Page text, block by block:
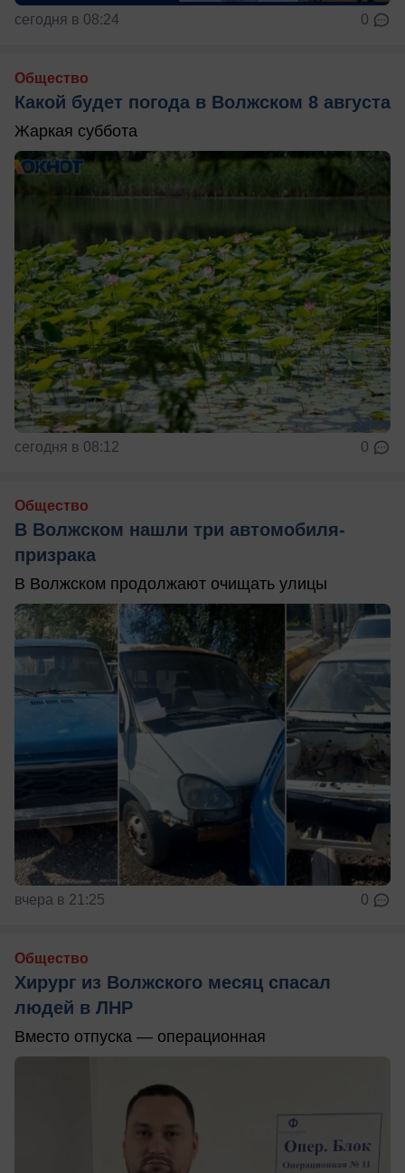
сегодня в 08:24 0
Общество
Какой будет погода в Волжском 8 августа
Жаркая суббота
сегодня в 08:12 0
Общество
В Волжском нашли три автомобиля-
призрака
В Волжском продолжают очищать улицы
вчера в 21:25 0
Общество
Хирург из Волжского месяц спасал
людей в ЛНР
Вместо отпуска — операционная